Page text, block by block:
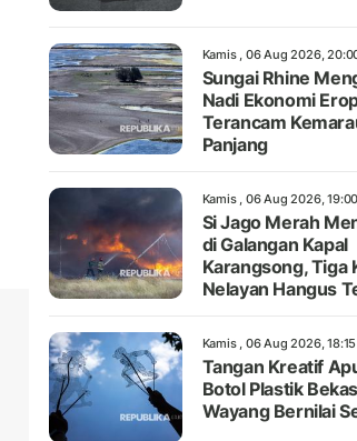
Kamis , 06 Aug 2026,
Sungai Rhine
Nadi Ekonomi
Terancam
Panjang
Kamis , 06 Aug 2026,
Si Jago Merah
di Galangan Kapal
Karangsong, Tiga
Nelayan Hangus
Kamis , 06 Aug 2026,
Tangan Kreatif
Botol Plastik
Wayang Bernilai